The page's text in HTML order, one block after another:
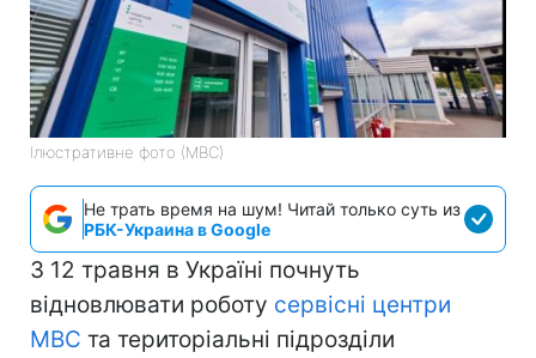
Ілюстративне фото (МВС)
Не трать время на шум! Читай только суть из
РБК-Украина в Google
З 12 травня в Україні почнуть
відновлювати роботу сервісні центри
МВС та територіальні підрозділи